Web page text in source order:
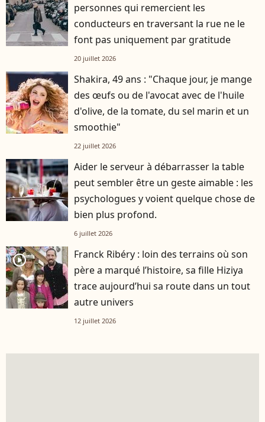
personnes qui remercient les
conducteurs en traversant la rue ne le
font pas uniquement par gratitude
20 juillet 2026
Shakira, 49 ans : "Chaque jour, je mange
des œufs ou de l'avocat avec de l'huile
d'olive, de la tomate, du sel marin et un
smoothie"
22 juillet 2026
Aider le serveur à débarrasser la table
peut sembler être un geste aimable : les
psychologues y voient quelque chose de
bien plus profond.
6 juillet 2026
player2
Franck Ribéry : loin des terrains où son
père a marqué l’histoire, sa fille Hiziya
trace aujourd’hui sa route dans un tout
autre univers
12 juillet 2026